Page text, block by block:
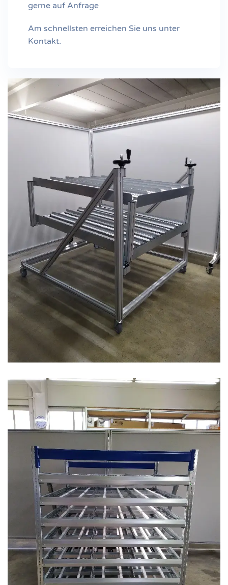
gerne auf Anfrage
Am schnellsten erreichen Sie uns unter
Kontakt.